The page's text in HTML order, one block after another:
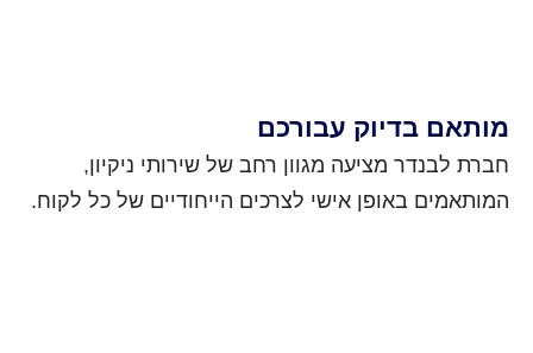
מותאם בדיוק עבורכם
חברת לבנדר מציעה מגוון רחב של שירותי ניקיון,
המותאמים באופן אישי לצרכים הייחודיים של כל לקוח.